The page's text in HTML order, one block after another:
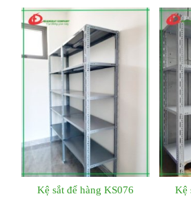
Kệ sắt để hàng KS076 Kệ